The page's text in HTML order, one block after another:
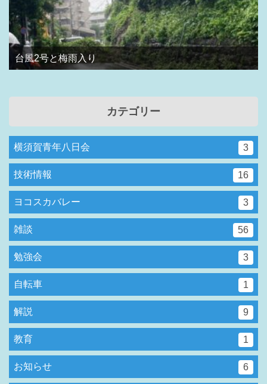
台風2号と梅雨入り
カテゴリー
横須賀青年八日会 3
技術情報 16
ヨコスカバレー 3
雑談 56
勉強会 3
自転車 1
解説 9
教育 1
お知らせ 6